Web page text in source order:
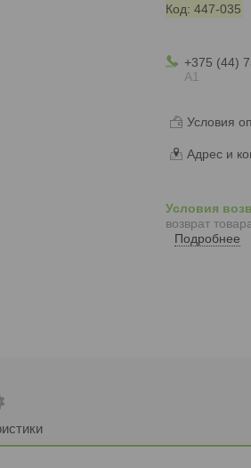
Код: 447-035
+375 (44)
А1
Условия
Адрес и
возврат
Подробнее